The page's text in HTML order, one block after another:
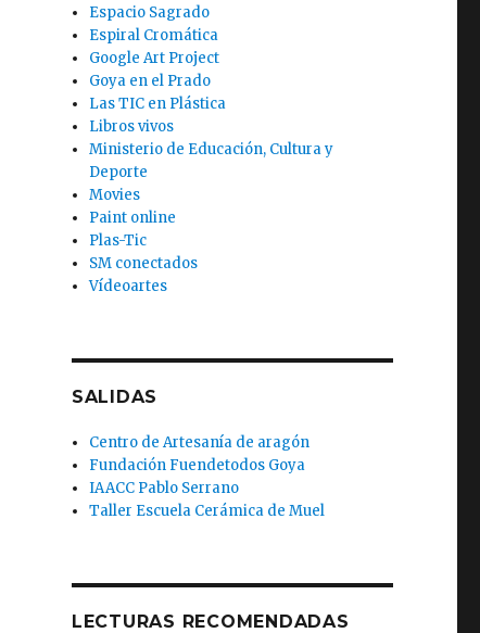
Espacio Sagrado
Espiral Cromática
Google Art Project
Goya en el Prado
Las TIC en Plástica
Libros vivos
Ministerio de Educación, Cultura y
Deporte
Movies
Paint online
Plas-Tic
SM conectados
Vídeoartes
SALIDAS
Centro de Artesanía de aragón
Fundación Fuendetodos Goya
IAACC Pablo Serrano
Taller Escuela Cerámica de Muel
LECTURAS RECOMENDADAS